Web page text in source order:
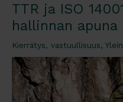
TTR ja ISO
hallinnan apuna
Kierrätys, vastuullisuus,